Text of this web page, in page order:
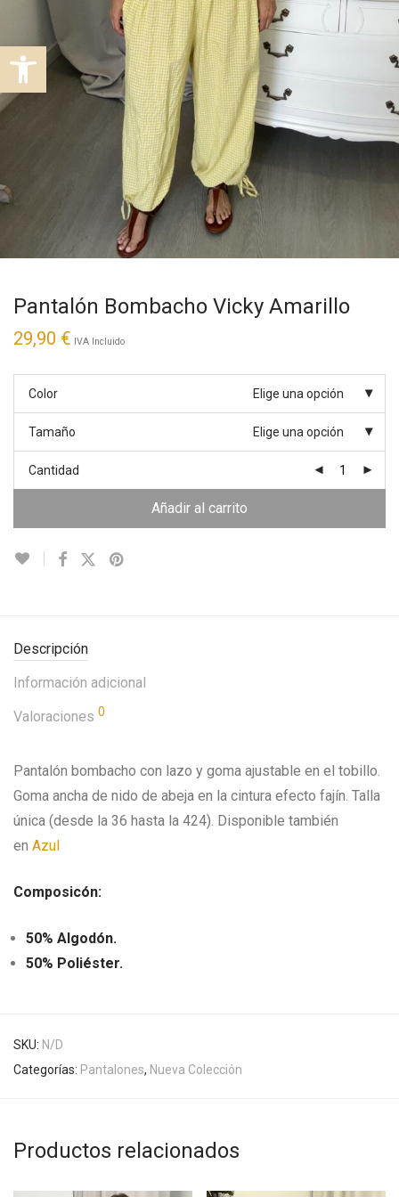
Abrir barra de herramientas
Pantalón Bombacho Vicky Amarillo
29,90 € IVA Incluido
Color Elige una opción
Tamaño Elige una opción
Cantidad
Añadir al carrito
Descripción
Información adicional
Valoraciones 0
Pantalón bombacho con lazo y goma ajustable en el tobillo.
Goma ancha de nido de abeja en la cintura efecto fajín. Talla
única (desde la 36 hasta la 424). Disponible también
en Azul
Composicón:
50% Algodón.
50% Poliéster.
SKU: N/D
Categorías: Pantalones, Nueva Colección
Productos relacionados